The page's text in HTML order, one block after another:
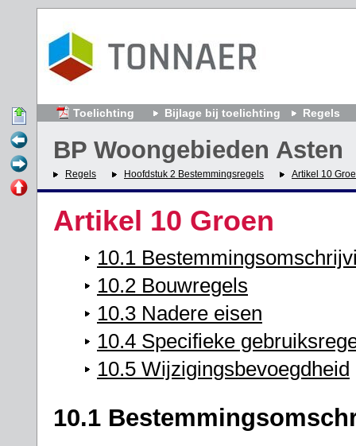
BP Woongebieden Asten
Regels Hoofdstuk 2 Bestemmingsregels Artikel 10
Toelichting Bijlage bij toelichting Regels
Artikel 10 Groen
10.1
10.2 Bouwregels
10.3 Nadere eisen
10.4 Specifieke
10.5 Wijzigingsbevoegdheid
10.1